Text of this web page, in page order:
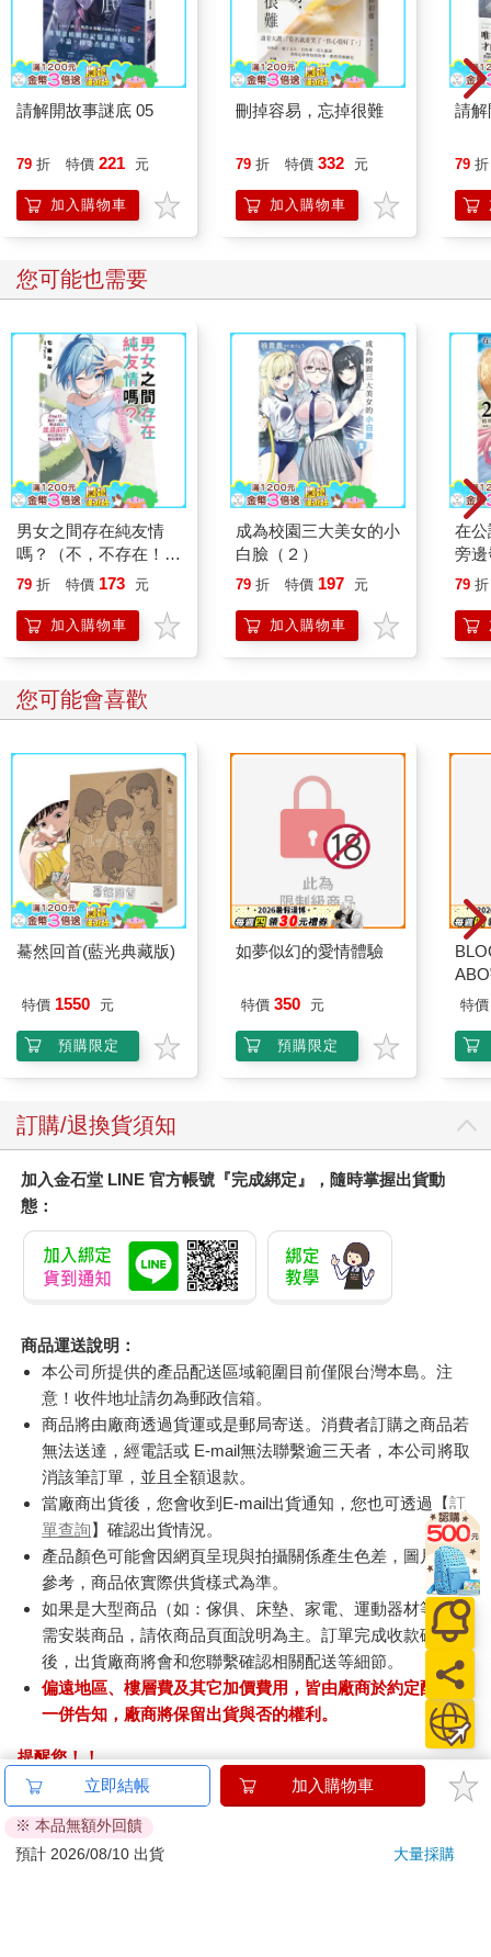
請解開故事謎底 05
79 折 特價 221 元
加入購物車
刪掉容易，忘掉很難
79 折 特價 332 元
加入購物車
請解
79 折
您可能也需要
男女之間存在純友情
嗎？（不，不存在！）
Flag 11. 那麼，就算無
會繼續相信我嗎？
79 折 特價 173 元
加入購物車
成為校園三大美女的小
白臉（２）
79 折 特價 197 元
加入購物車
在
旁
（２
79 折
您可能會喜歡
驀然回首(藍光典藏版)
特價 1550 元
預購限定
如夢似幻的愛情體驗
特價 350 元
預購限定
特價
訂購/退換貨須知
加入金石堂 LINE 官方帳號『完成綁定』，隨時掌握出貨動
態：
商品運送說明：
本公司所提供的產品配送區域範圍目前僅限台灣本島。注
意！收件地址請勿為郵政信箱。
商品將由廠商透過貨運或是郵局寄送。消費者訂購之商品若
無法送達，經電話或 E-mail無法聯繫逾三天者，本公司將取
消該筆訂單，並且全額退款。
當廠商出貨後，您會收到E-mail出貨通知，您也可透過【訂
單查詢 】確認出貨情況。
產品顏色可能會因網頁呈現與拍攝關係產生色差，圖片僅供
參考，商品依實際供貨樣式為準。
如果是大型商品（如：傢俱、床墊、家電、運動器材等）及
需安裝商品，請依商品頁面說明為主。訂單完成收款確認
後，出貨廠商將會和您聯繫確認相關配送等細節。
偏遠地區、樓層費及其它加價費用，皆由廠商於約定配送時
一併告知，廠商將保留出貨與否的權利。
提醒您！！
金石堂及銀行均不會請您操作ATM! 如接獲電話要求您前往
ATM提款機，請不要聽從指示，以免受騙上當！
退換貨須知：
立即結帳 加入購物車
※ 本品無額外回饋
預計 2026/08/10 出貨
大量採購